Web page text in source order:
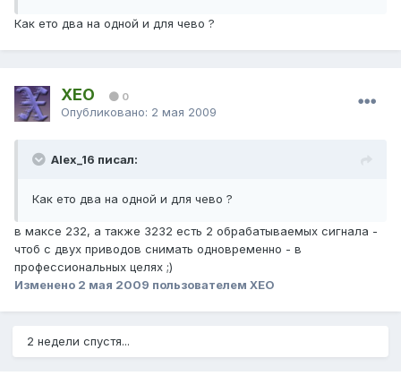
Как ето два на одной и для чево ?
XEO 0
Опубликовано: 2 мая 2009
Alex_16 писал:
Как ето два на одной и для чево ?
в максе 232, а также 3232 есть 2 обрабатываемых сигнала -
чтоб с двух приводов снимать одновременно - в
профессиональных целях ;)
Изменено 2 мая 2009 пользователем XEO
2 недели спустя...